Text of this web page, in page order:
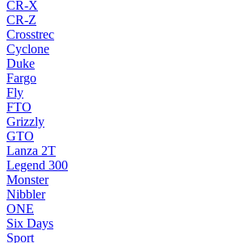
CR-X
CR-Z
Crosstrec
Cyclone
Duke
Fargo
Fly
FTO
Grizzly
GTO
Lanza 2T
Legend 300
Monster
Nibbler
ONE
Six Days
Sport